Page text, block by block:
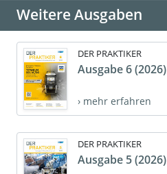
Weitere Ausgaben
DER PRAKTIKER
Ausgabe 6 (2026)
› mehr erfahren
DER PRAKTIKER
Ausgabe 5 (2026)